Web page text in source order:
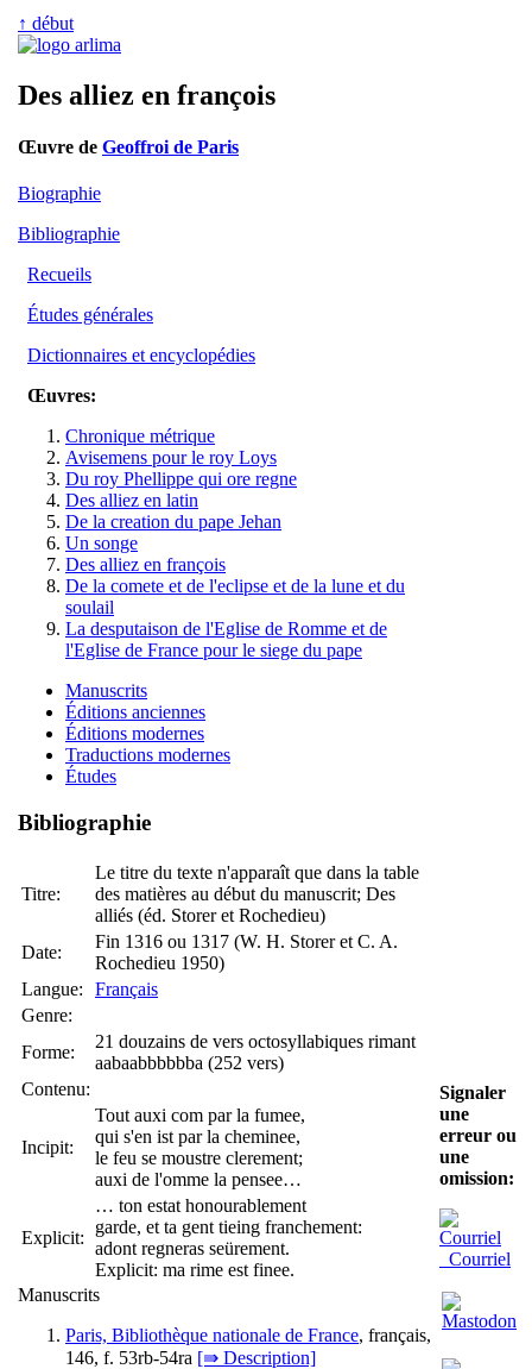
↑ début
Des alliez en françois
Œuvre de Geoffroi de Paris
Biographie
Bibliographie
Recueils
Études générales
Dictionnaires et encyclopédies
Œuvres:
Chronique métrique
Avisemens pour le roy Loys
Du roy Phellippe qui ore regne
Des alliez en latin
De la creation du pape Jehan
Un songe
Des alliez en françois
De la comete et de l'eclipse et de la lune et du
soulail
La desputaison de l'Eglise de Romme et de
l'Eglise de France pour le siege du pape
Manuscrits
Éditions anciennes
Éditions modernes
Traductions modernes
Études
Bibliographie
Titre:
Le titre du texte n'apparaît que dans la table
des matières au début du manuscrit; Des
alliés (éd. Storer et Rochedieu)
Date:
Fin 1316 ou 1317 (W. H. Storer et C. A.
Rochedieu 1950)
Langue:
Français
Genre:
Forme:
21 douzains de vers octosyllabiques rimant
aabaabbbbbba (252 vers)
Contenu:
Incipit:
Tout auxi com par la fumee,
qui s'en ist par la cheminee,
le feu se moustre clerement;
auxi de l'omme la pensee…
Explicit:
… ton estat honourablement
garde, et ta gent tieing franchement:
adont regneras seürement.
Explicit: ma rime est finee.
Manuscrits
Paris, Bibliothèque nationale de France, français,
146, f. 53rb-54ra [⇛ Description]
Signaler
une
erreur ou
une
omission:
Courriel